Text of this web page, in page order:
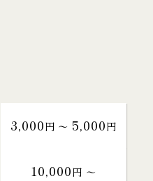
3,000円 〜 5,000円
10,000円 〜